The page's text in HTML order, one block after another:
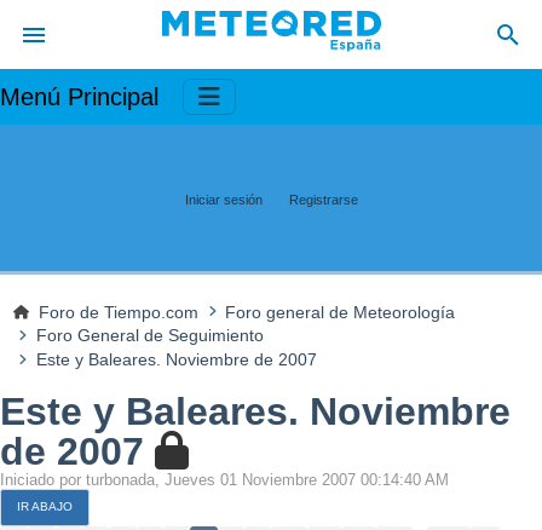
Menú Principal
Iniciar sesión Registrarse
Foro de Tiempo.com
Foro general de Meteorología
Foro General de Seguimiento
Este y Baleares. Noviembre de 2007
Este y Baleares. Noviembre
de 2007
Iniciado por turbonada, Jueves 01 Noviembre 2007 00:14:40 AM
IR ABAJO